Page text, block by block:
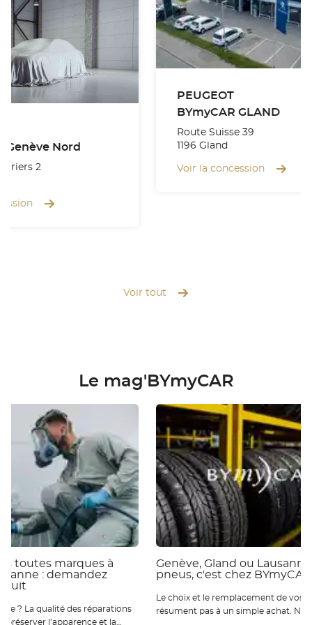
Genève Nord
2
PEUGEOT
BYmyCAR GLAND
Route Suisse 39
1196 Gland
Voir la concession
Voir tout
Le mag'BYmyCAR
toutes marques à
: demandez
préserver l’apparence et la
Genève, Gland ou
pneus, c'est chez
Le choix et le remplacement de vos
résument pas à un simple achat.